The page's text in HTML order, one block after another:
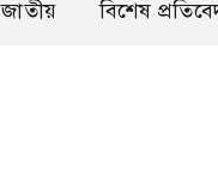
জাতীয় বিশেষ